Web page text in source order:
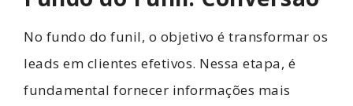
No fundo do funil, o objetivo é transformar os
leads em clientes efetivos. Nessa etapa, é
fundamental fornecer informações mais